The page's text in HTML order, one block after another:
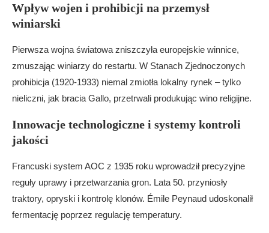
Wpływ wojen i prohibicji na przemysł
winiarski
Pierwsza wojna światowa zniszczyła europejskie winnice,
zmuszając winiarzy do restartu. W Stanach Zjednoczonych
prohibicja (1920-1933) niemal zmiotła lokalny rynek – tylko
nieliczni, jak bracia Gallo, przetrwali produkując wino religijne.
Innowacje technologiczne i systemy kontroli
jakości
Francuski system AOC z 1935 roku wprowadził precyzyjne
reguły uprawy i przetwarzania gron. Lata 50. przyniosły
traktory, opryski i kontrolę klonów. Émile Peynaud udoskonalił
fermentację poprzez regulację temperatury.